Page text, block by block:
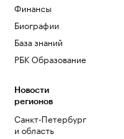
Финансы
Биографии
База знаний
РБК Образование
Новости
регионов
Санкт-Петербург
и область